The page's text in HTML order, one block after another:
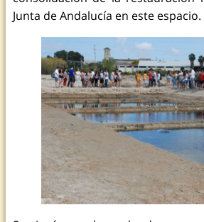
Junta de Andalucía en este espacio.